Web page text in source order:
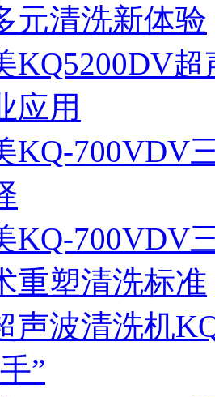
元清洗新体验
KQ5200DV
应用
KQ-700VDV
KQ-700VDV
重塑清洗标准
声波清洗机
”